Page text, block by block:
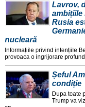
Lavrov,
ambițiile
Rusia
nucleară
Informațiile privind intențiile
provoaca o ingrijorare
Șeful
condiție
Dupa toate
Trump va